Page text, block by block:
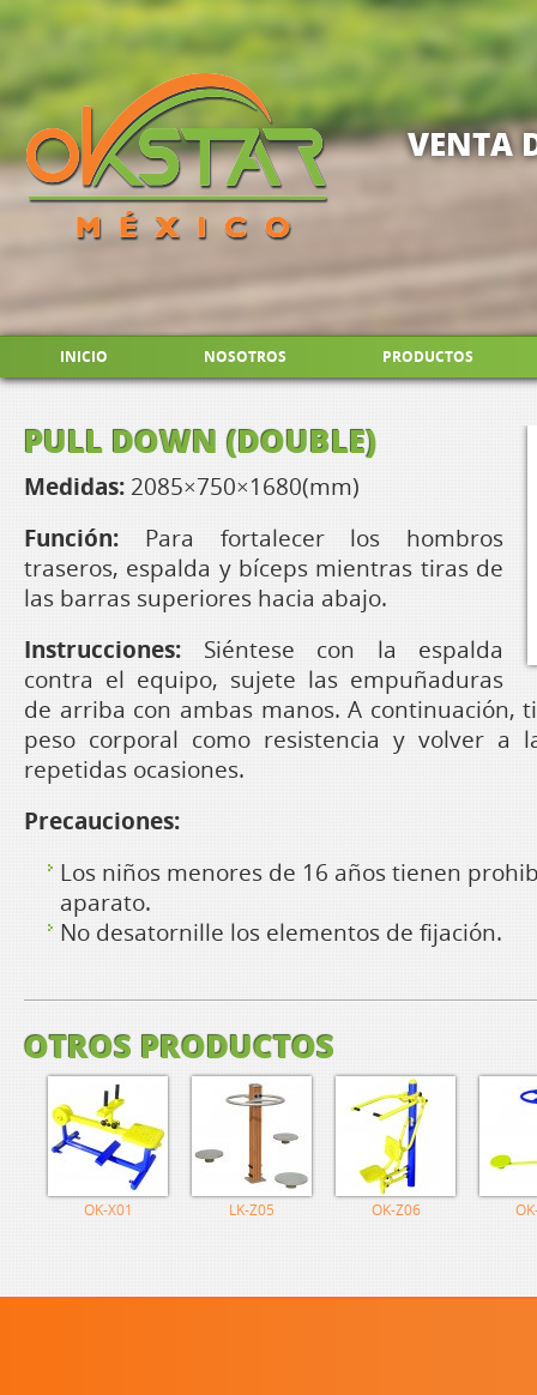
VENTA
INICIO NOSOTROS PRODUCTOS
PULL DOWN (DOUBLE)
Medidas: 2085×750×1680(mm)
Función: Para fortalecer los hombros
traseros, espalda y bíceps mientras tiras de
las barras superiores hacia abajo.
Instrucciones: Siéntese con la espalda
contra el equipo, sujete las empuñaduras
de arriba con ambas manos. A continuación,
peso corporal como resistencia y volver a
repetidas ocasiones.
Precauciones:
Los niños menores de 16 años tienen
aparato.
No desatornille los elementos de fijación.
OTROS PRODUCTOS
OK-X01 LK-Z05 OK-Z06